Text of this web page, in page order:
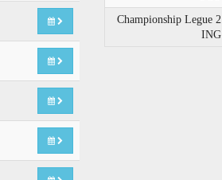
Championship Legue 2
ING